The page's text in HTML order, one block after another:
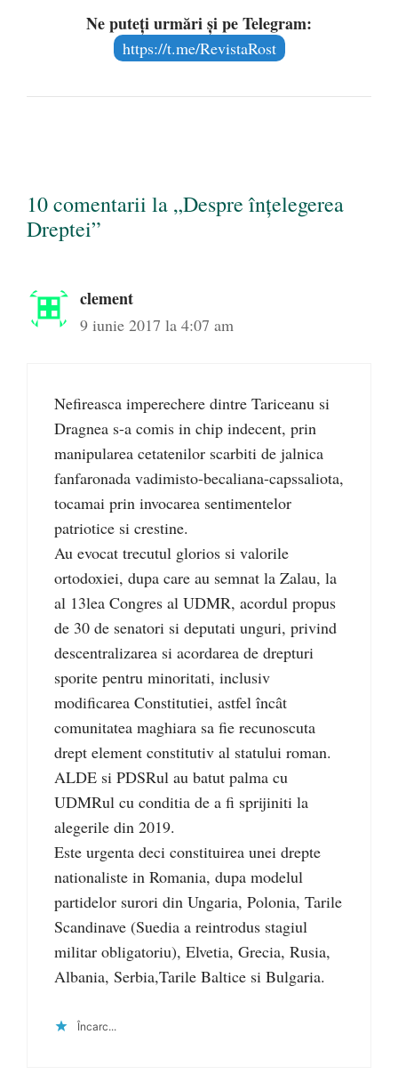
Ne puteți urmări și pe Telegram:
https://t.me/RevistaRost
10 comentarii la „Despre înțelegerea
Dreptei”
clement
9 iunie 2017 la 4:07 am
Nefireasca imperechere dintre Tariceanu si
Dragnea s-a comis in chip indecent, prin
manipularea cetatenilor scarbiti de jalnica
fanfaronada vadimisto-becaliana-capssaliota,
tocamai prin invocarea sentimentelor
patriotice si crestine.
Au evocat trecutul glorios si valorile
ortodoxiei, dupa care au semnat la Zalau, la
al 13lea Congres al UDMR, acordul propus
de 30 de senatori si deputati unguri, privind
descentralizarea si acordarea de drepturi
sporite pentru minoritati, inclusiv
modificarea Constitutiei, astfel încât
comunitatea maghiara sa fie recunoscuta
drept element constitutiv al statului roman.
ALDE si PDSRul au batut palma cu
UDMRul cu conditia de a fi sprijiniti la
alegerile din 2019.
Este urgenta deci constituirea unei drepte
nationaliste in Romania, dupa modelul
partidelor surori din Ungaria, Polonia, Tarile
Scandinave (Suedia a reintrodus stagiul
militar obligatoriu), Elvetia, Grecia, Rusia,
Albania, Serbia,Tarile Baltice si Bulgaria.
Încarc...